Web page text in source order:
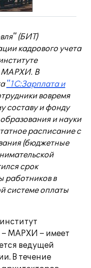
(БИТ)
кадрового учета
МАРХИ. В
"1С:Зарплата и
вовремя
составу и фонду
и науки
расписание с
(бюджетные
срок
работников в
системе оплаты
– МАРХИ – имеет
ведущей
В течение